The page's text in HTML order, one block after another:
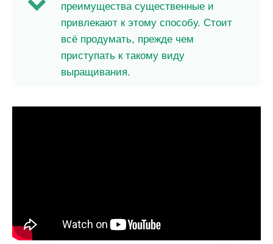
преимущества существенные и
привлекают к этому способу. Стоит
всё продумать, прежде чем
приступать к такому виду
выращивания.